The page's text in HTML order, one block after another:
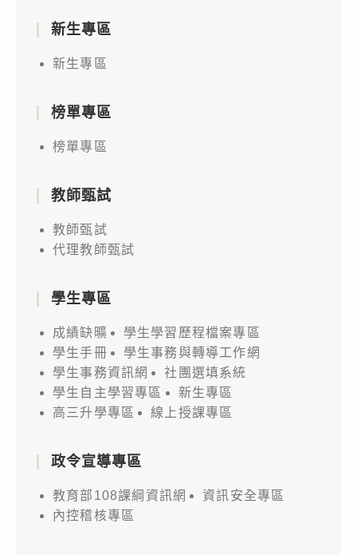
新生專區
新生專區
榜單專區
榜單專區
教師甄試
教師甄試
代理教師甄試
學生專區
成績缺曠
學生學習歷程檔案專區
學生手冊
學生事務與轉導工作網
學生事務資訊網
社團選填系統
學生自主學習專區
新生專區
高三升學專區
線上授課專區
政令宣導專區
教育部108課綱資訊網
資訊安全專區
內控稽核專區